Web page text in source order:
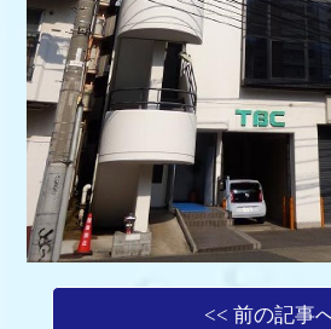
<< 前の記事